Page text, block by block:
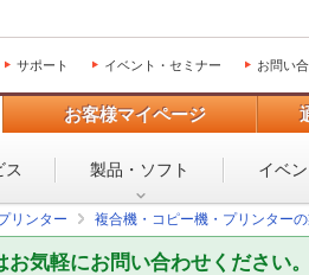
サポート イベント・セミナー お問い
お客様マイページ
ス 製品・ソフト イベン
リンター 複合機・コピー機・プリンター
お気軽にお問い合わせください。